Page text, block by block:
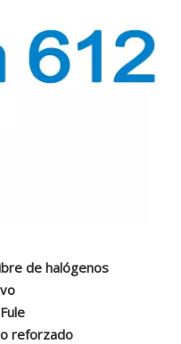
de halógenos
reforzado